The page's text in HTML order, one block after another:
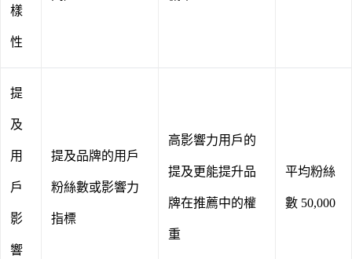
樣
性
提
及
用
戶
影
響
提及品牌的用戶
粉絲數或影響力
指標
高影響力用戶的
提及更能提升品
牌在推薦中的權
重
平均粉絲
數 50,000